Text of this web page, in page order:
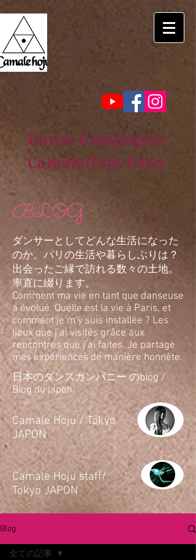
Danse Compagnie
CamaleHoju Paris
BLOG
ダンサーとしてどんな生活になった
のか。パリの生活や暮らしぶりは？
出会ったご縁で訪れる数々の土地。
率直に綴ります。
Comment ma vie en tant que danseuse
a évolué. Quelle est la vie à Paris, et
comment je m’y suis installée ? Les
lieux que j’ai visités grâce aux
rencontres que j’ai faites. Je partage
mes expériences de manière honnête.
日本のダンスカンパニー のblog /
Blog du japon
​Camale Hoju / Tokyo
JAPON
​Camale Hoju staff/
Tokyo JAPON
Blog
全ての記事